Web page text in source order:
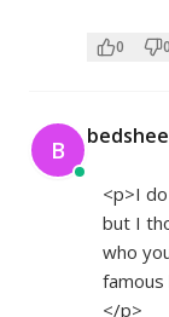
0 0
B
<p>I
but I
who
famous
</p>